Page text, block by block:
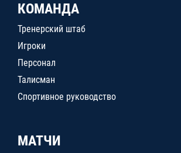
КОМАНДА
Тренерский штаб
Игроки
Персонал
Талисман
Спортивное руководство
МАТЧИ